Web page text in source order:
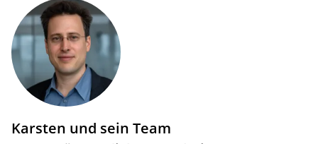
Karsten und sein Team